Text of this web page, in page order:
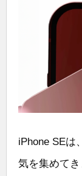
iPhone SEは
気を集めて